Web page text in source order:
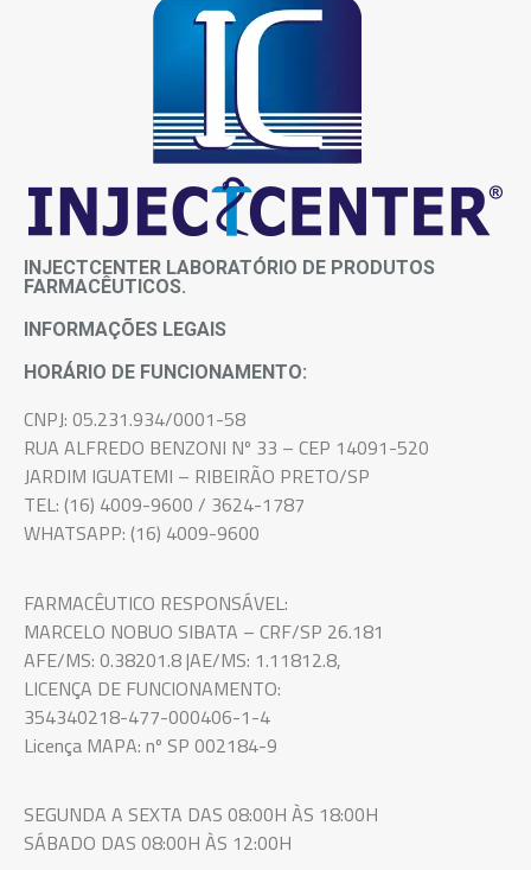
INJECTCENTER LABORATÓRIO DE PRODUTOS
FARMACÊUTICOS.
INFORMAÇÕES LEGAIS
HORÁRIO DE FUNCIONAMENTO:
CNPJ: 05.231.934/0001-58
RUA ALFREDO BENZONI Nº 33 – CEP 14091-520
JARDIM IGUATEMI – RIBEIRÃO PRETO/SP
TEL: (16) 4009-9600 / 3624-1787
WHATSAPP: (16) 4009-9600
FARMACÊUTICO RESPONSÁVEL:
MARCELO NOBUO SIBATA – CRF/SP 26.181
AFE/MS: 0.38201.8 |AE/MS: 1.11812.8,
LICENÇA DE FUNCIONAMENTO:
354340218-477-000406-1-4
Licença MAPA: nº SP 002184-9
SEGUNDA A SEXTA DAS 08:00H ÀS 18:00H
SÁBADO DAS 08:00H ÀS 12:00H